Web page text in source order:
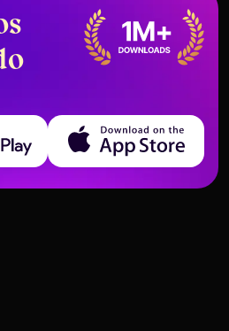
Download on the App Store